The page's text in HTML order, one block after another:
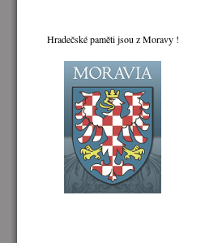
Hradečské paměti jsou z Moravy !